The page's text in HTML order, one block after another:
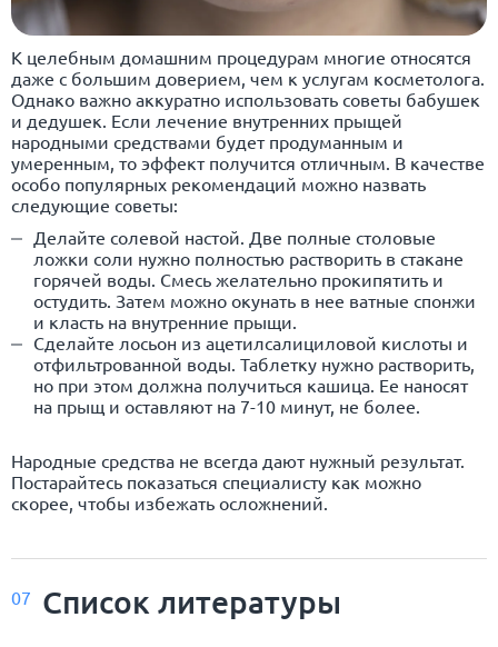
К целебным домашним процедурам многие относятся
даже с большим доверием, чем к услугам косметолога.
Однако важно аккуратно использовать советы бабушек
и дедушек. Если лечение внутренних прыщей
народными средствами будет продуманным и
умеренным, то эффект получится отличным. В качестве
особо популярных рекомендаций можно назвать
следующие советы:
Делайте солевой настой. Две полные столовые
ложки соли нужно полностью растворить в стакане
горячей воды. Смесь желательно прокипятить и
остудить. Затем можно окунать в нее ватные спонжи
и класть на внутренние прыщи.
Сделайте лосьон из ацетилсалициловой кислоты и
отфильтрованной воды. Таблетку нужно растворить,
но при этом должна получиться кашица. Ее наносят
на прыщ и оставляют на 7-10 минут, не более.
Народные средства не всегда дают нужный результат.
Постарайтесь показаться специалисту как можно
скорее, чтобы избежать осложнений.
07 Список литературы